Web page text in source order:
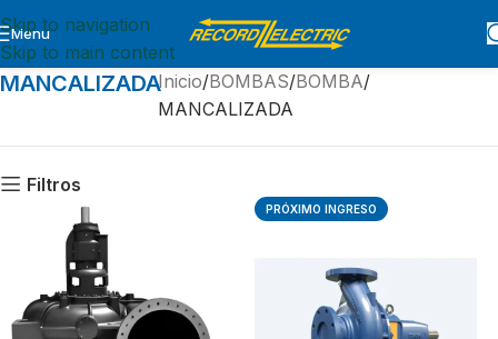
Skip to navigation
Skip to main content
Menu
MANCALIZADAInicio BOMBAS BOMBA
MANCALIZADA
Filtros
PRÓXIMO INGRESO